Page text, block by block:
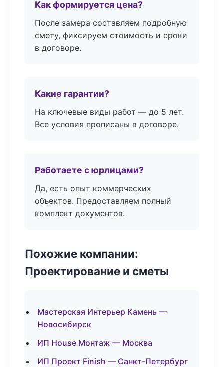
Как формируется цена?
После замера составляем подробную
смету, фиксируем стоимость и сроки
в договоре.
Какие гарантии?
На ключевые виды работ — до 5 лет.
Все условия прописаны в договоре.
Работаете с юрлицами?
Да, есть опыт коммерческих
объектов. Предоставляем полный
комплект документов.
Похожие компании:
Проектирование и сметы
Мастерская Интерьер Камень —
Новосибирск
ИП House Монтаж — Москва
ИП Проект Finish — Санкт-Петербург